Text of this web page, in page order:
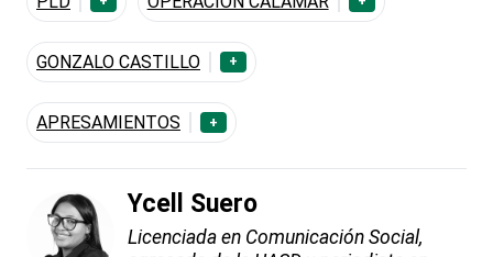
GONZALO CASTILLO +
APRESAMIENTOS +
Ycell Suero
Licenciada en Comunicación Social,